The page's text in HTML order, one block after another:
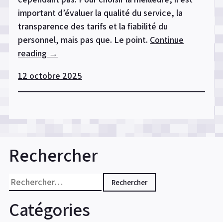
important d’évaluer la qualité du service, la
transparence des tarifs et la fiabilité du
personnel, mais pas que. Le point. Continue
reading « 4
pratiques
pour
nettoyage
canapé
Strasbourg »
→
12 octobre 2025
Rechercher
Rechercher :
Catégories